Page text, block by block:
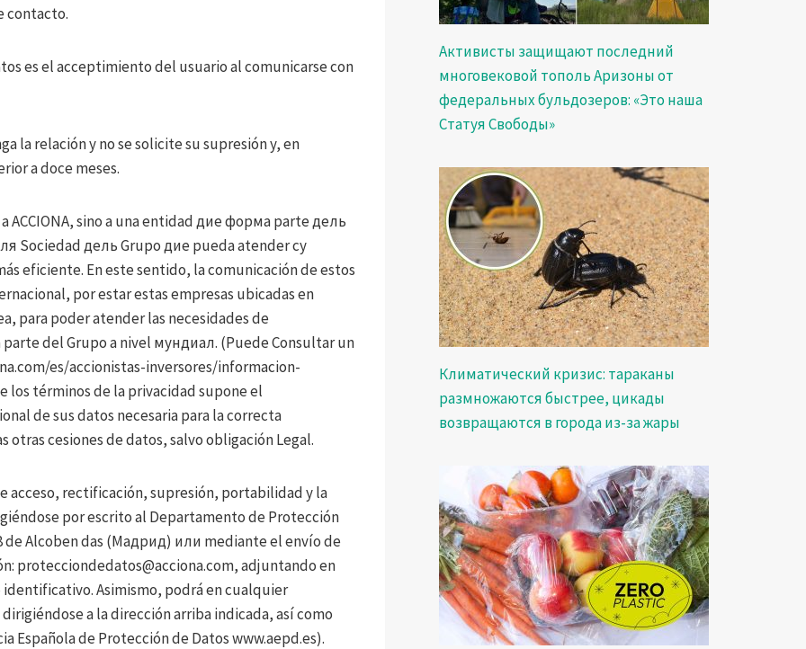
contacto.
es el acceptimiento del usuario al comunicarse con
la relación y no se solicite su supresión y, en
a doce meses.
ACCIONA, sino a una entidad дие форма parte дель
Sociedad дель Grupo дие pueda atender су
eficiente. En este sentido, la comunicación de estos
por estar estas empresas ubicadas en
para poder atender las necesidades de
del Grupo a nivel мундиал. (Puede Consultar un
es/accionistas-inversores/informacion-
los términos de la privacidad supone el
de sus datos necesaria para la correcta
cesiones de datos, salvo obligación Legal.
acceso, rectificación, supresión, portabilidad y la
por escrito al Departamento de Protección
de Alcoben das (Мадрид) или mediante el envío de
protecciondedatos@acciona.com, adjuntando en
Asimismo, podrá en cualquier
a la dirección arriba indicada, así como
Española de Protección de Datos www.aepd.es).
Активисты защищают последний
многовековой тополь Аризоны от
федеральных бульдозеров: «Это наша
Статуя Свободы»
Климатический кризис: тараканы
размножаются быстрее, цикады
возвращаются в города из-за жары